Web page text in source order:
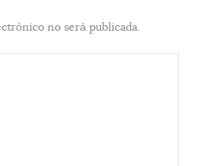
no será publicada.